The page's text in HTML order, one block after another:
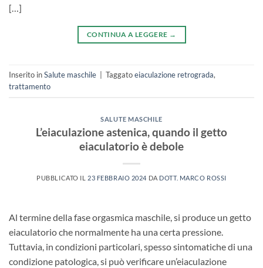
[…]
CONTINUA A LEGGERE →
Inserito inSalute maschile Taggatoeiaculazione retrograda,
trattamento
SALUTE MASCHILE
L’eiaculazione astenica, quando il getto
eiaculatorio è debole
PUBBLICATO IL 23 FEBBRAIO 2024 DA DOTT. MARCO ROSSI
Al termine della fase orgasmica maschile, si produce un getto
eiaculatorio che normalmente ha una certa pressione.
Tuttavia, in condizioni particolari, spesso sintomatiche di una
condizione patologica, si può verificare un’eiaculazione